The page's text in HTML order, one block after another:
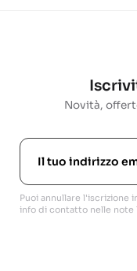
Novità,
Puoi annullare l'iscrizione
info di contatto nelle note